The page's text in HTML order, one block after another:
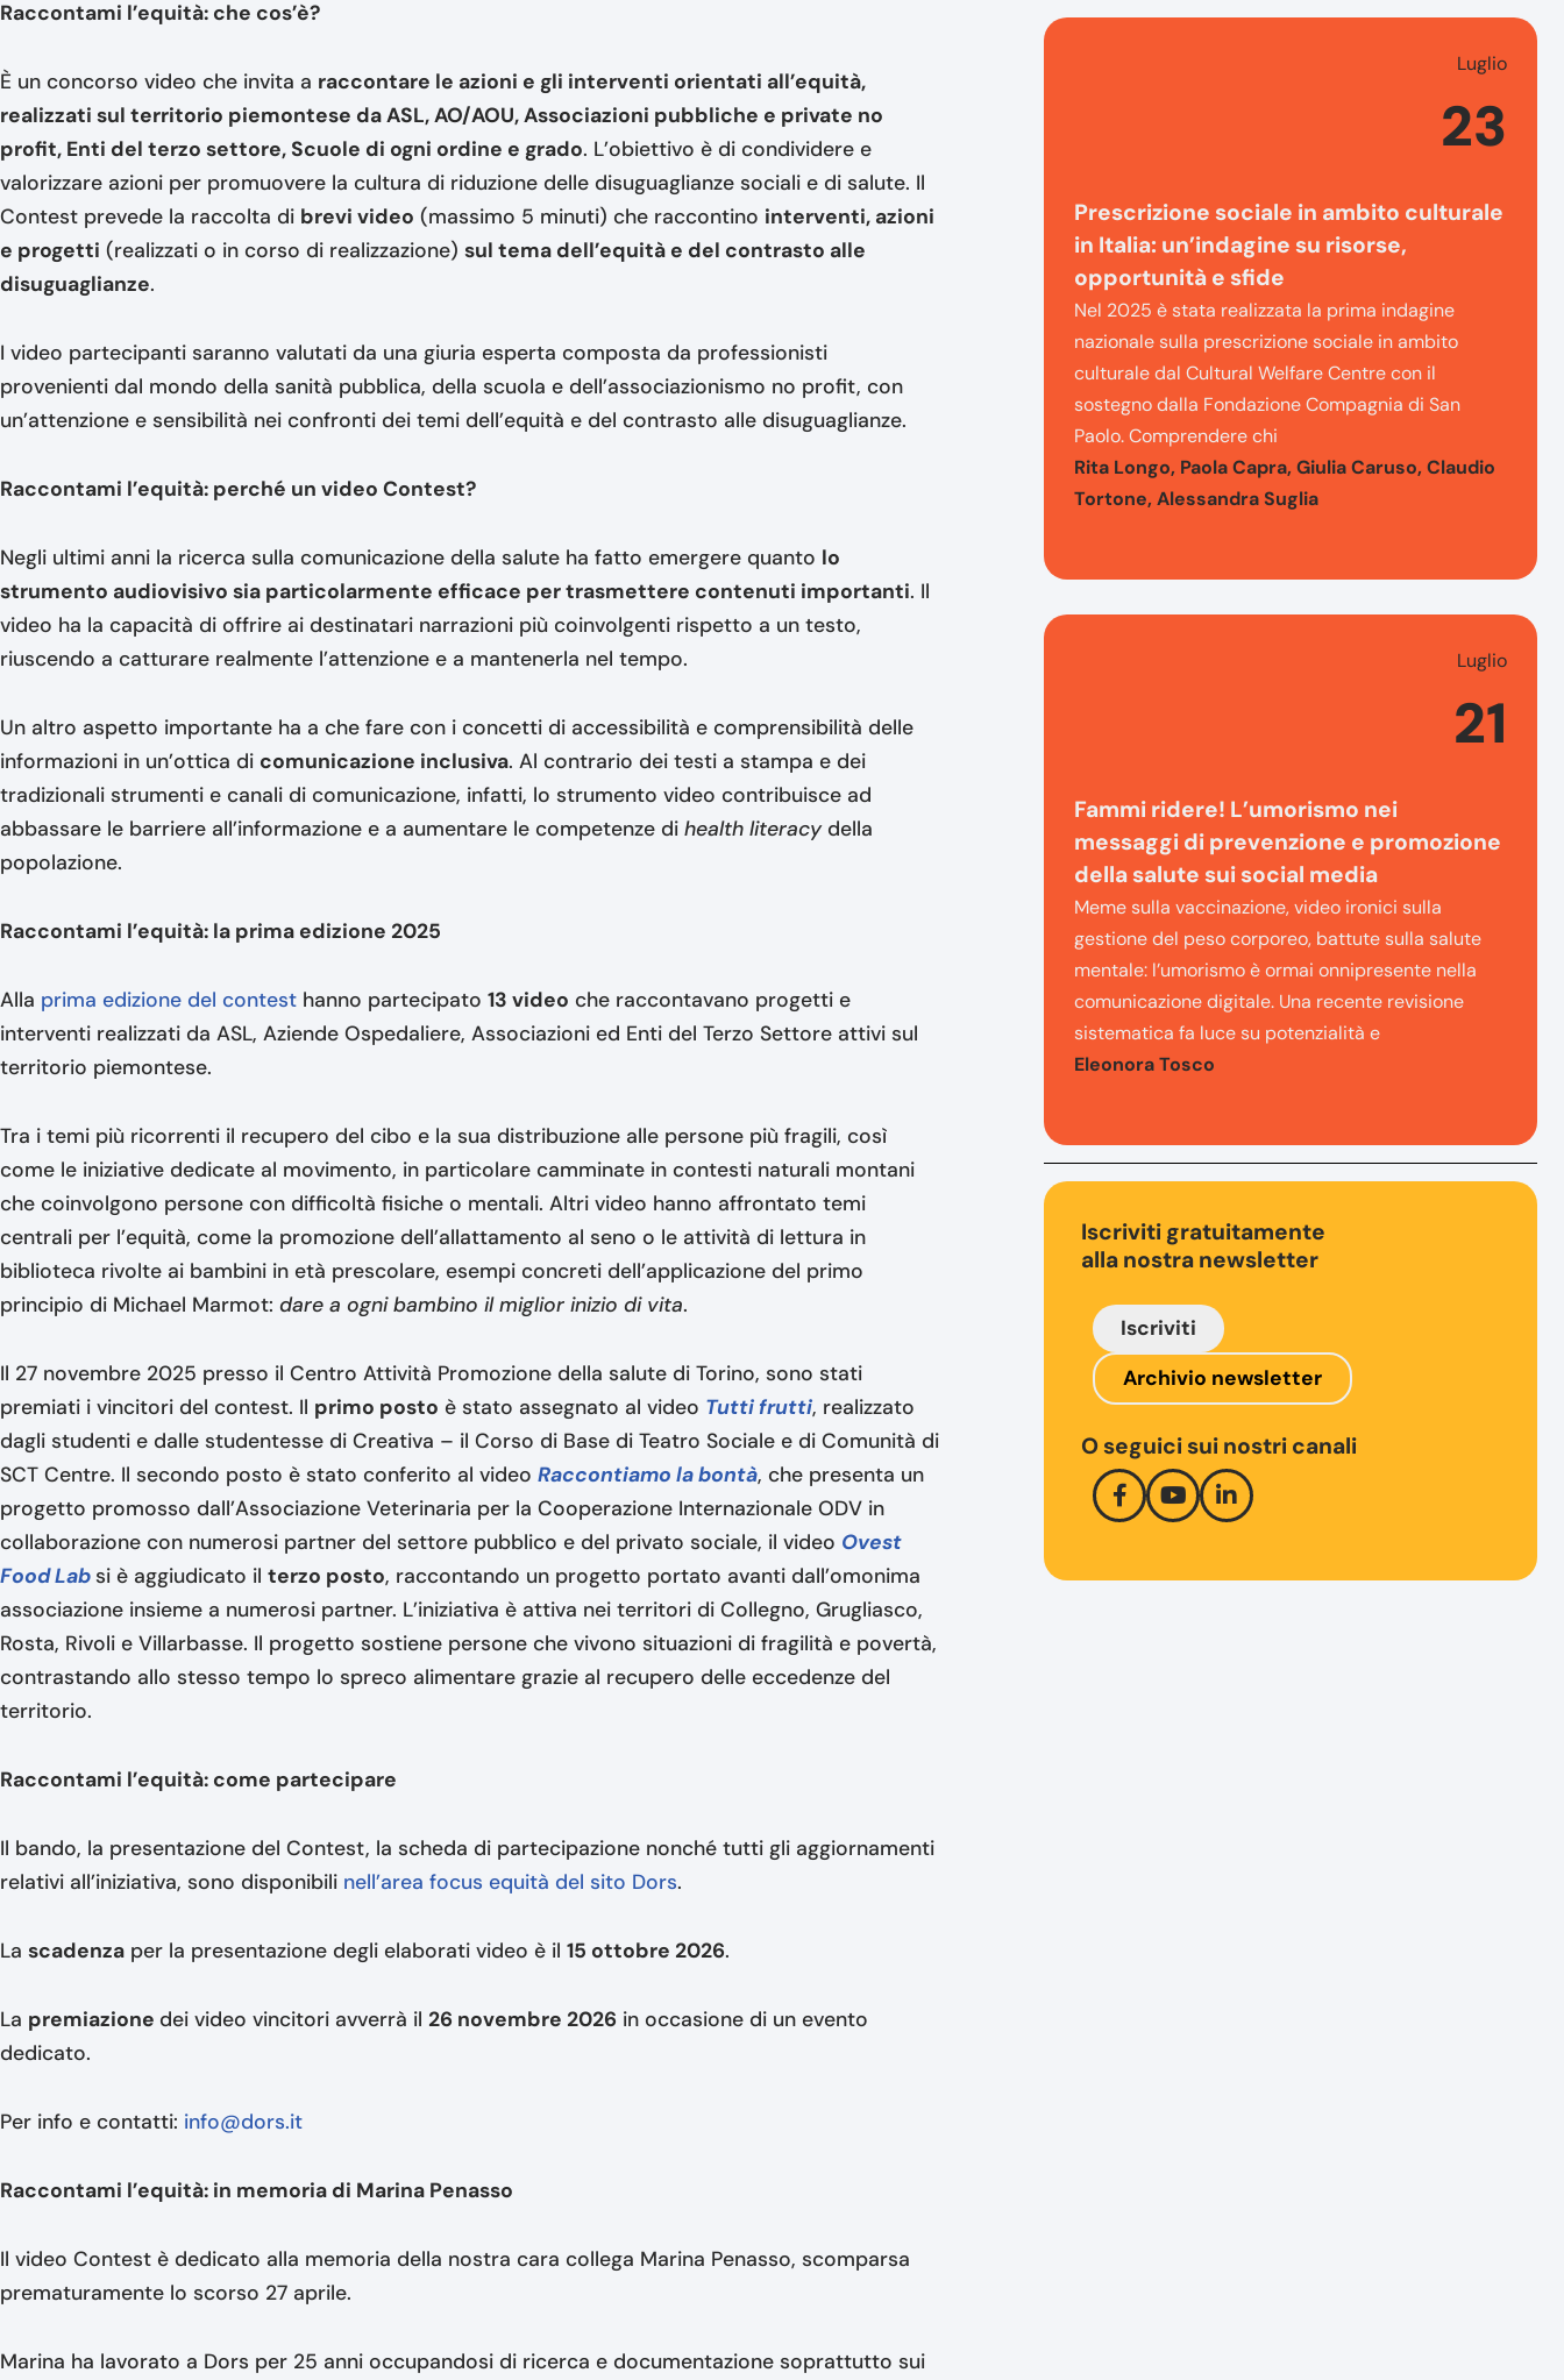
Raccontami l’equità: che cos’è?
È un concorso video che invita a raccontare le azioni e gli interventi orientati all’equità,
realizzati sul territorio piemontese da ASL, AO/AOU, Associazioni pubbliche e private no
profit, Enti del terzo settore, Scuole di ogni ordine e grado. L’obiettivo è di condividere e
valorizzare azioni per promuovere la cultura di riduzione delle disuguaglianze sociali e di salute. Il
Contest prevede la raccolta di brevi video (massimo 5 minuti) che raccontino interventi, azioni
e progetti (realizzati o in corso di realizzazione) sul tema dell’equità e del contrasto alle
disuguaglianze.
I video partecipanti saranno valutati da una giuria esperta composta da professionisti
provenienti dal mondo della sanità pubblica, della scuola e dell’associazionismo no profit, con
un’attenzione e sensibilità nei confronti dei temi dell’equità e del contrasto alle disuguaglianze.
Raccontami l’equità: perché un video Contest?
Negli ultimi anni la ricerca sulla comunicazione della salute ha fatto emergere quanto lo
strumento audiovisivo sia particolarmente efficace per trasmettere contenuti importanti. Il
video ha la capacità di offrire ai destinatari narrazioni più coinvolgenti rispetto a un testo,
riuscendo a catturare realmente l’attenzione e a mantenerla nel tempo.
Un altro aspetto importante ha a che fare con i concetti di accessibilità e comprensibilità delle
informazioni in un’ottica di comunicazione inclusiva. Al contrario dei testi a stampa e dei
tradizionali strumenti e canali di comunicazione, infatti, lo strumento video contribuisce ad
abbassare le barriere all’informazione e a aumentare le competenze di health literacydella
popolazione.
Raccontami l’equità: la prima edizione 2025
Alla prima edizione del contest hanno partecipato 13 video che raccontavano progetti e
interventi realizzati da ASL, Aziende Ospedaliere, Associazioni ed Enti del Terzo Settore attivi sul
territorio piemontese.
Tra i temi più ricorrenti il recupero del cibo e la sua distribuzione alle persone più fragili, così
come le iniziative dedicate al movimento, in particolare camminate in contesti naturali montani
che coinvolgono persone con difficoltà fisiche o mentali. Altri video hanno affrontato temi
centrali per l’equità, come la promozione dell’allattamento al seno o le attività di lettura in
biblioteca rivolte ai bambini in età prescolare, esempi concreti dell’applicazione del primo
principio di Michael Marmot: dare a ogni bambino il miglior inizio di vita.
Il 27 novembre 2025 presso il Centro Attività Promozione della salute di Torino, sono stati
premiati i vincitori del contest. Il primo posto è stato assegnato al video Tutti frutti, realizzato
dagli studenti e dalle studentesse di Creativa – il Corso di Base di Teatro Sociale e di Comunità di
SCT Centre. Il secondo posto è stato conferito al video Raccontiamo la bontà, che presenta un
progetto promosso dall’Associazione Veterinaria per la Cooperazione Internazionale ODV in
collaborazione con numerosi partner del settore pubblico e del privato sociale, il video Ovest
Food Labsi è aggiudicato il terzo posto, raccontando un progetto portato avanti dall’omonima
associazione insieme a numerosi partner. L’iniziativa è attiva nei territori di Collegno, Grugliasco,
Rosta, Rivoli e Villarbasse. Il progetto sostiene persone che vivono situazioni di fragilità e povertà,
contrastando allo stesso tempo lo spreco alimentare grazie al recupero delle eccedenze del
territorio.
Raccontami l’equità: come partecipare
Il bando, la presentazione del Contest, la scheda di partecipazione nonché tutti gli aggiornamenti
relativi all’iniziativa, sono disponibili nell’area focus equità del sito Dors.
La scadenza per la presentazione degli elaborati video è il 15 ottobre 2026.
La premiazione dei video vincitori avverrà il 26 novembre 2026 in occasione di un evento
dedicato.
Per info e contatti: info@dors.it
Raccontami l’equità: in memoria di Marina Penasso
Il video Contest è dedicato alla memoria della nostra cara collega Marina Penasso, scomparsa
prematuramente lo scorso 27 aprile.
Marina ha lavorato a Dors per 25 anni occupandosi di ricerca e documentazione soprattutto sui
Luglio
23
Prescrizione sociale in ambito culturale
in Italia: un’indagine su risorse,
opportunità e sfide
Nel 2025 è stata realizzata la prima indagine
nazionale sulla prescrizione sociale in ambito
culturale dal Cultural Welfare Centre con il
sostegno dalla Fondazione Compagnia di San
Paolo. Comprendere chi
Rita Longo, Paola Capra, Giulia Caruso, Claudio
Tortone, Alessandra Suglia
Luglio
21
Fammi ridere! L’umorismo nei
messaggi di prevenzione e promozione
della salute sui social media
Meme sulla vaccinazione, video ironici sulla
gestione del peso corporeo, battute sulla salute
mentale: l’umorismo è ormai onnipresente nella
comunicazione digitale. Una recente revisione
sistematica fa luce su potenzialità e
Eleonora Tosco
Iscriviti gratuitamente
alla nostra newsletter
Iscriviti
Archivio newsletter
O seguici sui nostri canali